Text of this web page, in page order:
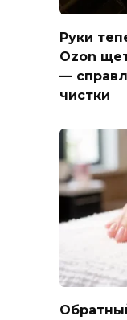
Руки
Ozon
—
чистки